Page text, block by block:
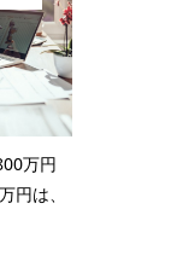
万円
円は、